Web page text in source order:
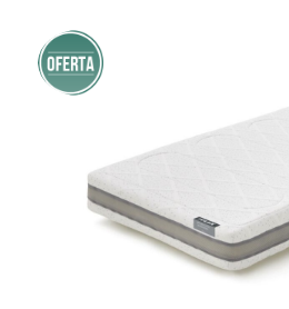
variantes.
Las
pueden
elegir
¡Oferta!